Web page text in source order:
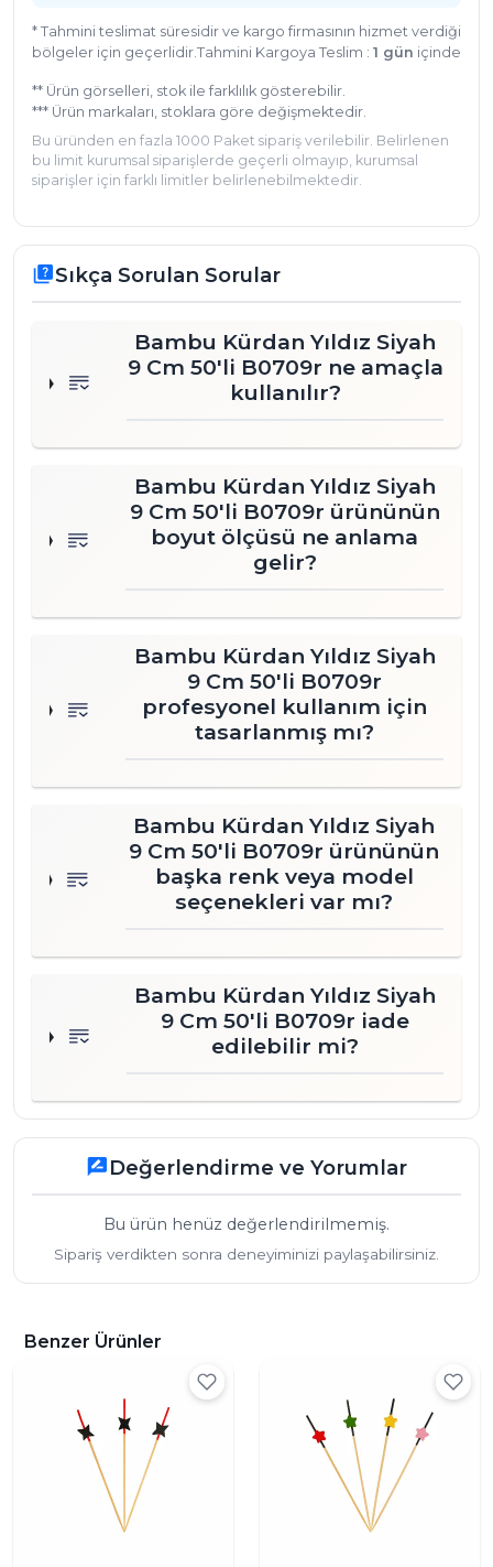
* Tahmini teslimat süresidir ve kargo firmasının hizmet verdiği
bölgeler için geçerlidir. Tahmini Kargoya Teslim : 1 gün içinde
** Ürün görselleri, stok ile farklılık gösterebilir.
*** Ürün markaları, stoklara göre değişmektedir.
Bu üründen en fazla 1000 Paket sipariş verilebilir. Belirlenen
bu limit kurumsal siparişlerde geçerli olmayıp, kurumsal
siparişler için farklı limitler belirlenebilmektedir.
quizSıkça Sorulan Sorular
Bambu Kürdan Yıldız Siyah
9 Cm 50'li B0709r ne amaçla
kullanılır?
Bambu Kürdan Yıldız Siyah
9 Cm 50'li B0709r ürününün
boyut ölçüsü ne anlama
gelir?
Bambu Kürdan Yıldız Siyah
9 Cm 50'li B0709r
profesyonel kullanım için
tasarlanmış mı?
Bambu Kürdan Yıldız Siyah
9 Cm 50'li B0709r ürününün
başka renk veya model
seçenekleri var mı?
Bambu Kürdan Yıldız Siyah
9 Cm 50'li B0709r iade
edilebilir mi?
rate_reviewDeğerlendirme ve Yorumlar
Bu ürün henüz değerlendirilmemiş.
Sipariş verdikten sonra deneyiminizi paylaşabilirsiniz.
Benzer Ürünler